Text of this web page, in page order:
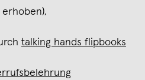
erhoben),
talking hands flipbooks